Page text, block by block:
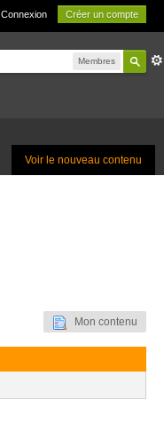
Connexion Créer un compte
Membres
Voir le nouveau contenu
Mon contenu